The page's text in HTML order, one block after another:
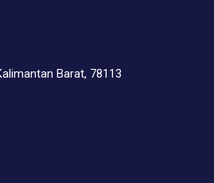
Barat, 78113